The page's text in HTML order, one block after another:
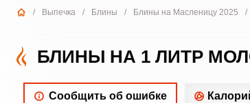
/ Выпечка / Блины / Блины на Масленицу 2025 /
БЛИНЫ НА 1 ЛИТР
Сообщить об ошибке